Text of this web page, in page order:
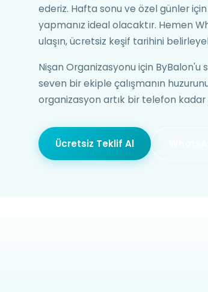
ederiz. Hafta sonu ve özel günler
yapmanız ideal olacaktır. Hemen
ulaşın, ücretsiz keşif tarihini
Nişan Organizasyonu için ByBalon'u
seven bir ekiple çalışmanın
organizasyon artık bir telefon kadar
Ücretsiz Teklif Al